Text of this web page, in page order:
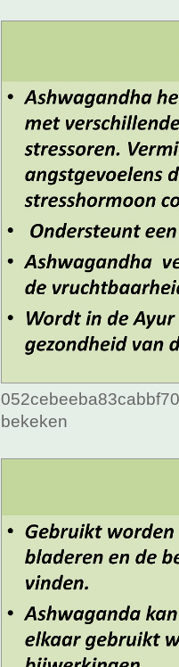
bekeken